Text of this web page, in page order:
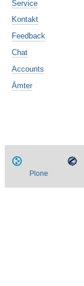
Service
Kontakt
Feedback
Chat
Accounts
Ämter
Plone